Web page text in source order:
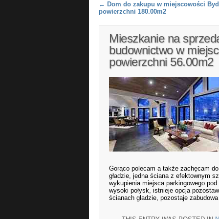
Post navigation
← Dom do zakupu w miejscowości
powierzchni 180.00m2
Mieszkanie na
budownictwo w
powierzchni 56.00m2
Gorąco polecam a także zachęcam
gładzie, jedna ściana z efektownym
wykupienia miejsca parkingowego
wysoki połysk, istnieje opcja
ścianach gładzie, pozostaje